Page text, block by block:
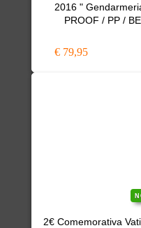
2016 "
PROOF / PP / BE
€ 79,95
2€ Comemorativa